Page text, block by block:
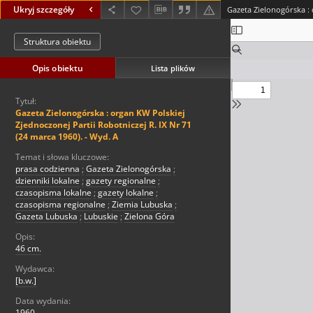
Ukryj szczegóły
Struktura obiektu
Opis obiektu Lista plików
Tytuł:
Gazeta Zielonogórska : organ KW Polskiej
Zjednoczonej Partii Robotniczej R. IX Nr 71
(24 marca 1960). - Wyd. A
Temat i słowa kluczowe:
prasa codzienna ; Gazeta Zielonogórska ;
dzienniki lokalne ; gazety regionalne ;
czasopisma lokalne ; gazety lokalne ;
czasopisma regionalne ; Ziemia Lubuska ;
Gazeta Lubuska ; Lubuskie ; Zielona Góra
Opis:
46 cm.
Wydawca:
[b.w.]
Data wydania: